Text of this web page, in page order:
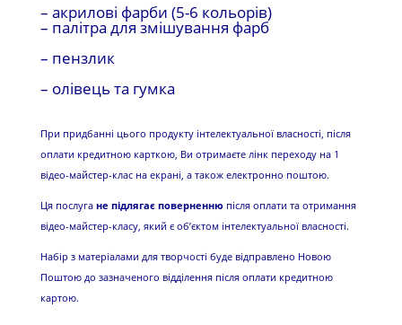
– акрилові фарби (5-6 кольорів)
– палітра для змішування фарб
– пензлик
– олівець та гумка
При придбанні цього продукту інтелектуальної власності, після
оплати кредитною карткою, Ви отримаєте лінк переходу на 1
відео-майстер-клас на екрані, а також електронно поштою.
Ця послуга не підлягає поверненню після оплати та отримання
відео-майстер-класу, який є об’єктом інтелектуальної власності.
Набір з матеріалами для творчості буде відправлено Новою
Поштою до зазначеного відділення після оплати кредитною
картою.